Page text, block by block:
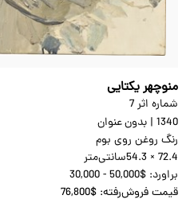
منوچهر یکتایی
شماره اثر 7
1340
| بدون عنوان
رنگ روغن روی بوم
54.3 × 72.4سانتی‌متر
براورد: 30,000 - 50,000$
قیمت فروش‌رفته: 76,800$